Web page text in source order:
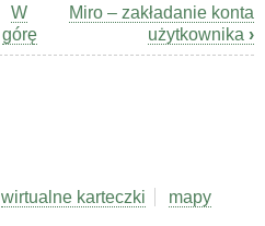
W
górę
Miro – zakładanie konta
użytkownika ›
wirtualne karteczki
mapy